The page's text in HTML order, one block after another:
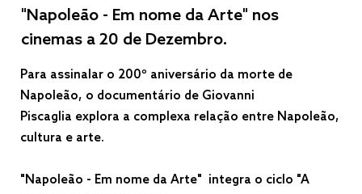
"Napoleão - Em nome da Arte" nos
cinemas a 20 de Dezembro.
Para assinalar o 200º aniversário da morte de
Napoleão, o documentário de Giovanni
Piscaglia explora a complexa relação entre Napoleão,
cultura e arte.
"Napoleão - Em nome da Arte" integra o ciclo "A